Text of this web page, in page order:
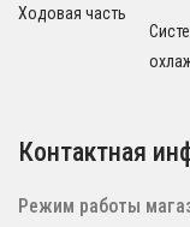
Ходовая часть
Контактная
Режим работы